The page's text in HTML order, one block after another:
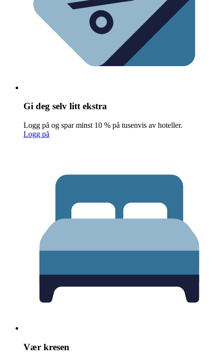
Gi deg selv litt ekstra
Logg på og spar minst 10 % på tusenvis av hoteller.
Logg på
Vær kresen